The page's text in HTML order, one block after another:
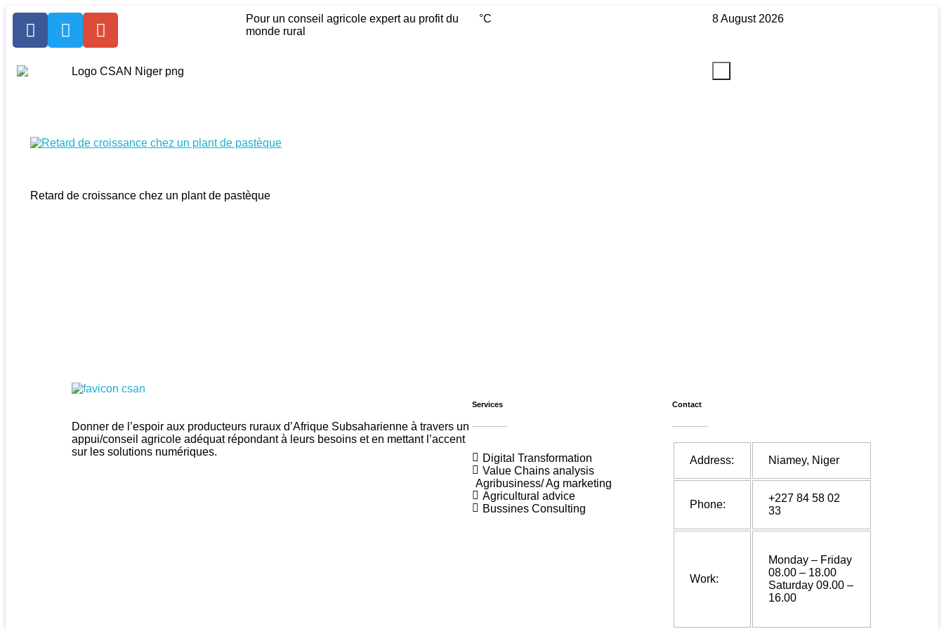
Pour un conseil agricole expert au profit du
monde rural
°C 8 August 2026
Retard de croissance chez un plant de pastèque
Donner de l’espoir aux producteurs ruraux d’Afrique Subsaharienne à travers un
appui/conseil agricole adéquat répondant à leurs besoins et en mettant l’accent
sur les solutions numériques.
Services
Digital Transformation
Value Chains analysis
Agribusiness/ Ag marketing
Agricultural advice
Bussines Consulting
Contact
Address: Niamey, Niger
Phone:
+227 84 58 02
33
Work:
Monday – Friday
08.00 – 18.00
Saturday 09.00 –
16.00